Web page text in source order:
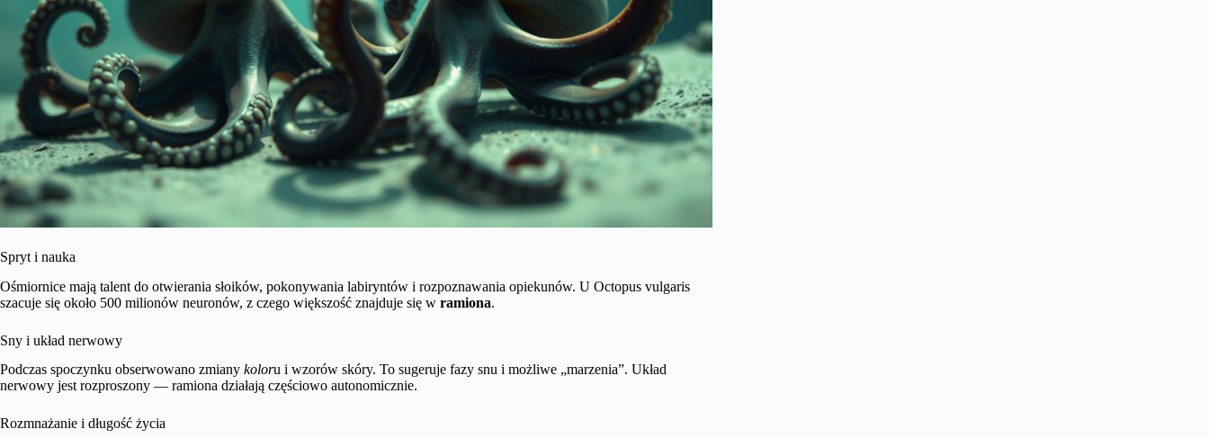
Spryt i nauka
Ośmiornice mają talent do otwierania słoików, pokonywania labiryntów i rozpoznawania opiekunów. U Octopus vulgaris
szacuje się około 500 milionów neuronów, z czego większość znajduje się w ramiona.
Sny i układ nerwowy
Podczas spoczynku obserwowano zmiany koloru i wzorów skóry. To sugeruje fazy snu i możliwe „marzenia”. Układ
nerwowy jest rozproszony — ramiona działają częściowo autonomicznie.
Rozmnażanie i długość życia